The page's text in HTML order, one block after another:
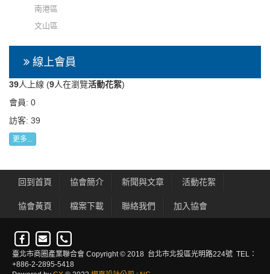
南港區
文山區
線上會員
39人上線 (9人在瀏覽活動花絮)
會員: 0
訪客: 39
更多...
回到首頁 協會簡介 新聞與文章 活動花絮
協會黃頁 檔案下載 聯絡我們 加入協會
臺北市商圈產業聯合會 Copyright © 2018 台北市北投區光明路224號 TEL：
+886-2-2895-5418